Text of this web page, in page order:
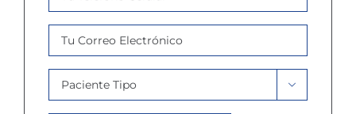
*
*
Email
*
Paciente
Tipo
